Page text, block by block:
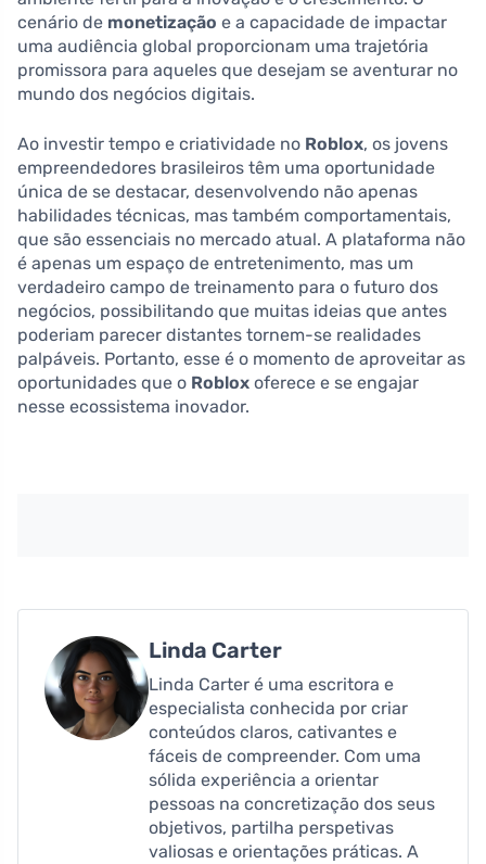
cenário de monetização e a capacidade de impactar
uma audiência global proporcionam uma trajetória
promissora para aqueles que desejam se aventurar no
mundo dos negócios digitais.
Ao investir tempo e criatividade no Roblox, os jovens
empreendedores brasileiros têm uma oportunidade
única de se destacar, desenvolvendo não apenas
habilidades técnicas, mas também comportamentais,
que são essenciais no mercado atual. A plataforma não
é apenas um espaço de entretenimento, mas um
verdadeiro campo de treinamento para o futuro dos
negócios, possibilitando que muitas ideias que antes
poderiam parecer distantes tornem-se realidades
palpáveis. Portanto, esse é o momento de aproveitar as
oportunidades que o Roblox oferece e se engajar
nesse ecossistema inovador.
Linda Carter
Linda Carter é uma escritora e
especialista conhecida por criar
conteúdos claros, cativantes e
fáceis de compreender. Com uma
sólida experiência a orientar
pessoas na concretização dos seus
objetivos, partilha perspetivas
valiosas e orientações práticas. A